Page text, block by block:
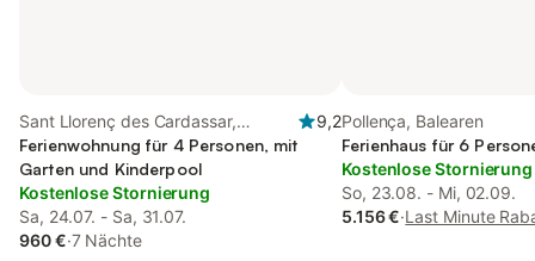
Sant Llorenç des Cardassar,
Balearen
9,2
Ferienwohnung für 4 Personen, mit
Garten und Kinderpool
Kostenlose Stornierung
Sa, 24.07. - Sa, 31.07.
960 €·7 Nächte
Pollença, Balearen
Ferienhaus für 6
Kostenlose Stornierung
So, 23.08. - Mi, 02.09.
5.156 €·Last Minute